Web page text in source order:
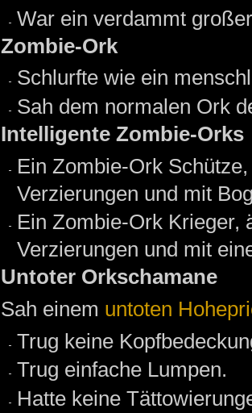
War ein verdammt
Zombie-Ork
Schlurfte wie ein
Sah dem normalen Ork
Intelligente Zombie-Orks
Ein Zombie-Ork
Verzierungen und mit
Ein Zombie-Ork Krieger,
Verzierungen und mit
Untoter Orkschamane
Sah einem untoten
Trug keine
Trug einfache Lumpen.
Hatte keine